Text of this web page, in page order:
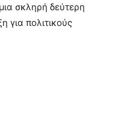
σκληρή δεύτερη
για πολιτικούς